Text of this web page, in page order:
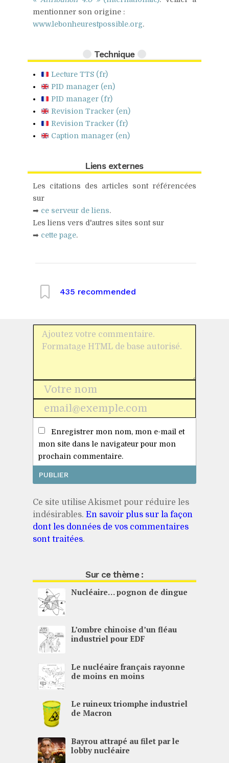
mentionner son origine :
www.lebonheurestpossible.org.
Technique
Lecture TTS (fr)
PID manager (en)
PID manager (fr)
Revision Tracker (en)
Revision Tracker (fr)
Caption manager (en)
Liens externes
Les citations des articles sont référencées
sur
➡ ce serveur de liens.
Les liens vers d'autres sites sont sur
➡ cette page.
435 recommended
Nom
E-
mailEnregistrer mon nom, mon e-mail et
mon site dans le navigateur pour mon
prochain commentaire.
Ce site utilise Akismet pour réduire les
indésirables. En savoir plus sur la façon
dont les données de vos commentaires
sont traitées.
Sur ce thème :
Nucléaire… pognon de dingue
L’ombre chinoise d’un fléau
industriel pourEDF
Le nucléaire français rayonne
de moins en moins
Le ruineux triomphe industriel
de Macron
Bayrou attrapé au filet par le
lobby nucléaire